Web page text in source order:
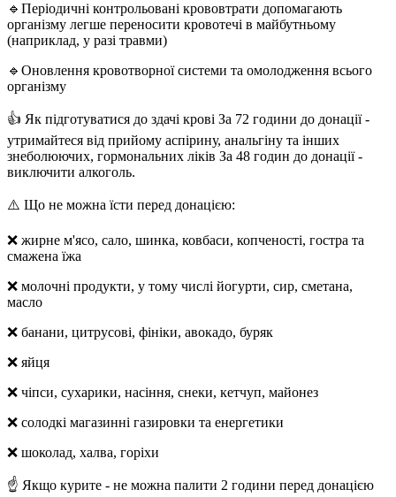
🔹Періодичні контрольовані крововтрати допомагають
організму легше переносити кровотечі в майбутньому
(наприклад, у разі травми)
🔹Оновлення кровотворної системи та омолодження всього
організму
👍 Як підготуватися до здачі крові За 72 години до донації -
утримайтеся від прийому аспірину, анальгіну та інших
знеболюючих, гормональних ліків За 48 годин до донації -
виключити алкоголь.
⚠️ Що не можна їсти перед донацією:
❌ жирне м'ясо, сало, шинка, ковбаси, копченості, гостра та
смажена їжа
❌ молочні продукти, у тому числі йогурти, сир, сметана,
масло
❌ банани, цитрусові, фініки, авокадо, буряк
❌ яйця
❌ чіпси, сухарики, насіння, снеки, кетчуп, майонез
❌ солодкі магазинні газировки та енергетики
❌ шоколад, халва, горіхи
☝️ Якщо курите - не можна палити 2 години перед донацією